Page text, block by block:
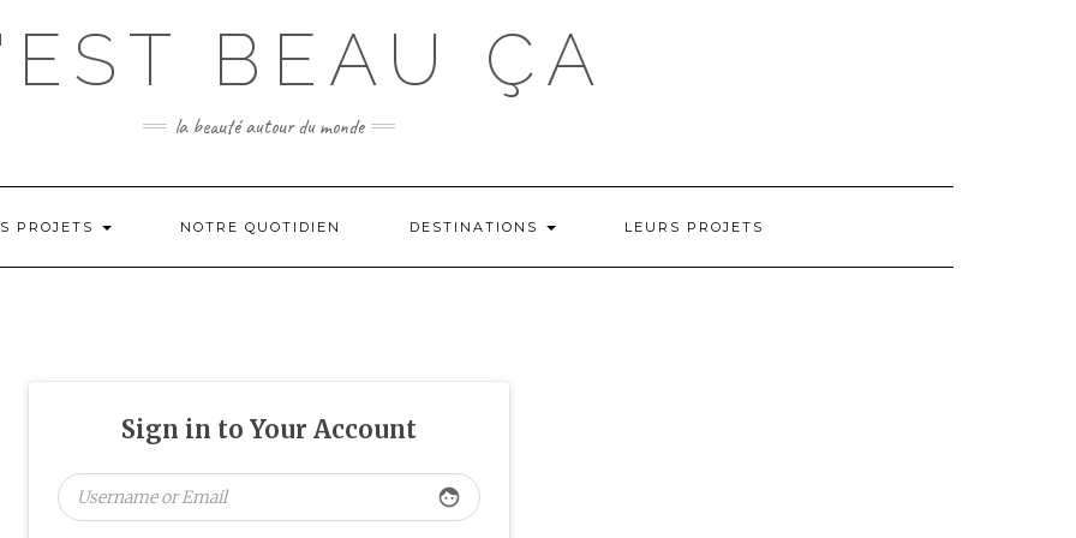
BEAU ÇA
la beauté autour du monde
PROJETS NOTRE QUOTIDIEN DESTINATIONS LEURS PROJETS
Sign in to Your Account
face